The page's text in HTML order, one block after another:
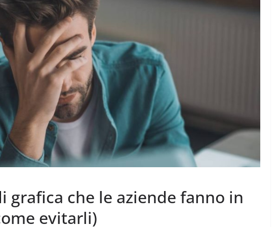
grafica che le aziende fanno in
evitarli)
50 DI 50
Felice Balsamo
Rilassarsi e Concentrarsi